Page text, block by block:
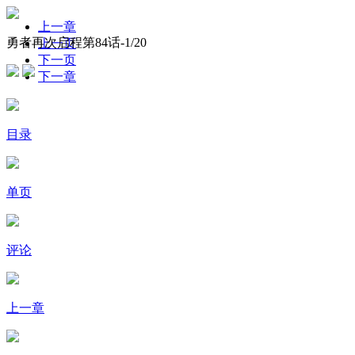
勇者再次启程第84话-1/20
上一章
上一页
下一页
下一章
目录
单页
评论
上一章